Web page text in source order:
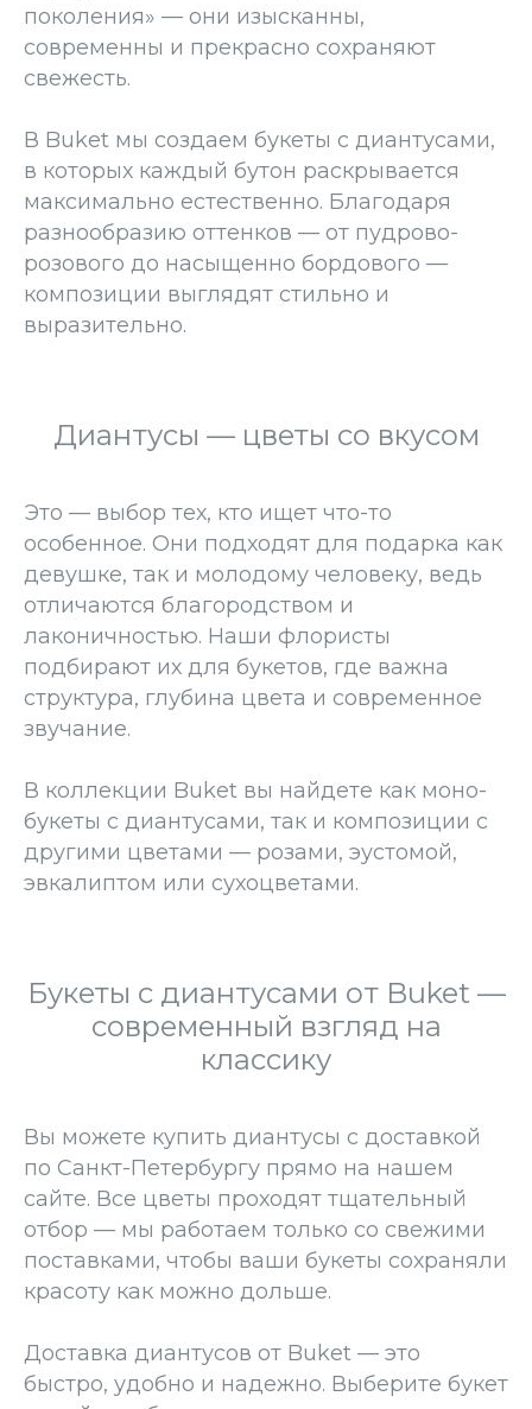
поколения» — они изысканны,
современны и прекрасно сохраняют
свежесть.
В Buket мы создаем букеты с диантусами,
в которых каждый бутон раскрывается
максимально естественно. Благодаря
разнообразию оттенков — от пудрово-
розового до насыщенно бордового —
композиции выглядят стильно и
выразительно.
Диантусы — цветы со вкусом
Это — выбор тех, кто ищет что-то
особенное. Они подходят для подарка как
девушке, так и молодому человеку, ведь
отличаются благородством и
лаконичностью. Наши флористы
подбирают их для букетов, где важна
структура, глубина цвета и современное
звучание.
В коллекции Buket вы найдете как моно-
букеты с диантусами, так и композиции с
другими цветами — розами, эустомой,
эвкалиптом или сухоцветами.
Букеты с диантусами от Buket —
современный взгляд на
классику
Вы можете купить диантусы с доставкой
по Санкт-Петербургу прямо на нашем
сайте. Все цветы проходят тщательный
отбор — мы работаем только со свежими
поставками, чтобы ваши букеты сохраняли
красоту как можно дольше.
Доставка диантусов от Buket — это
быстро, удобно и надежно. Выберите букет